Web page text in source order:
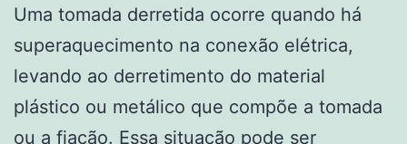
Uma tomada derretida ocorre quando há
superaquecimento na conexão elétrica,
levando ao derretimento do material
plástico ou metálico que compõe a tomada
ou a fiação. Essa situação pode ser